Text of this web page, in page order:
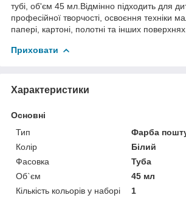
тубі, об'єм 45 мл.Відмінно підходить для
професійної творчості, освоєння техніки
папері, картоні, полотні та інших поверхнях.
Приховати
Характеристики
Основні
Тип
Фарба
Колір
Білий
Фасовка
Туба
Об`єм
45 мл
Кількість кольорів у наборі
1